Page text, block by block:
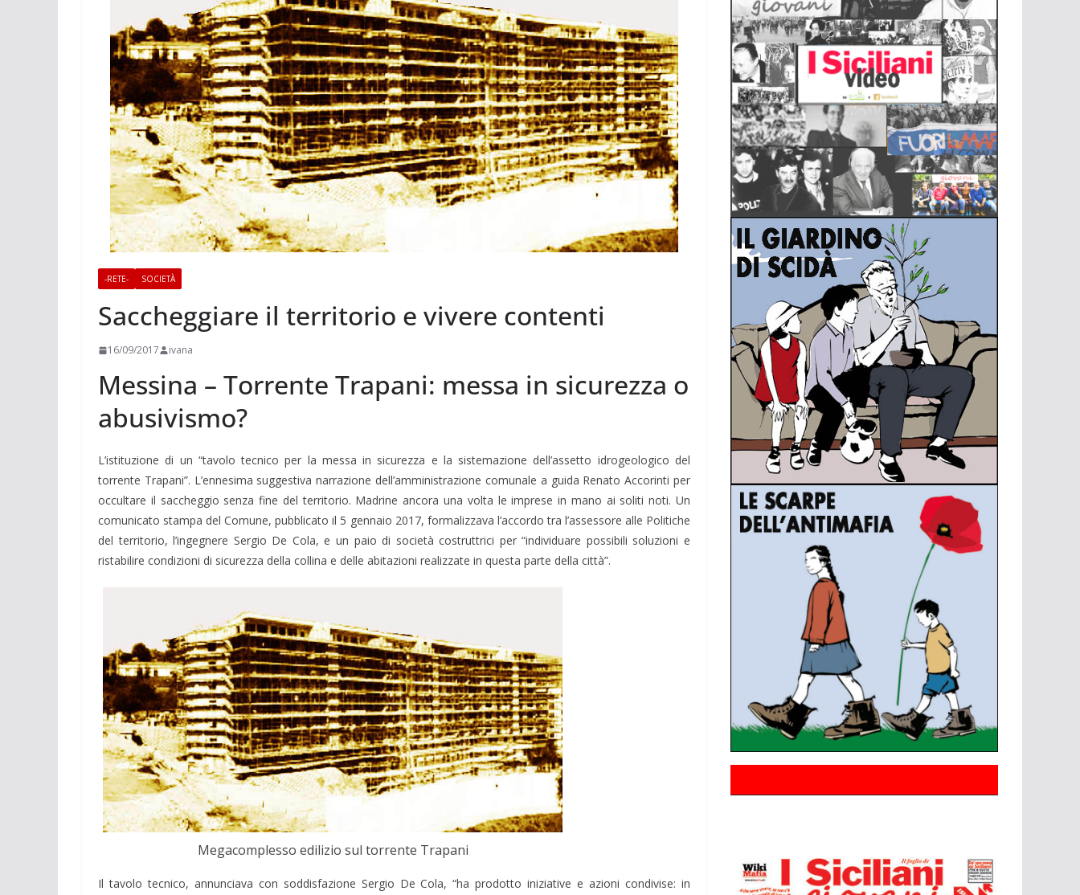
-RETE- SOCIETÀ
Saccheggiare il territorio e vivere contenti
16/09/2017 ivana
Messina – Torrente Trapani: messa in sicurezza o
abusivismo?
L’istituzione di un “tavolo tecnico per la messa in sicurezza e la sistemazione dell’assetto idrogeologico del
torrente Trapani”. L’ennesima suggestiva narrazione dell’amministrazione comunale a guida Renato Accorinti per
occultare il saccheggio senza fine del territorio. Madrine ancora una volta le imprese in mano ai soliti noti. Un
comunicato stampa del Comune, pubblicato il 5 gennaio 2017, formalizzava l’accordo tra l’assessore alle Politiche
del territorio, l’ingegnere Sergio De Cola, e un paio di società costruttrici per “individuare possibili soluzioni e
ristabilire condizioni di sicurezza della collina e delle abitazioni realizzate in questa parte della città”.
Megacomplesso edilizio sul torrente Trapani
Il tavolo tecnico, annunciava con soddisfazione Sergio De Cola, “ha prodotto iniziative e azioni condivise: in